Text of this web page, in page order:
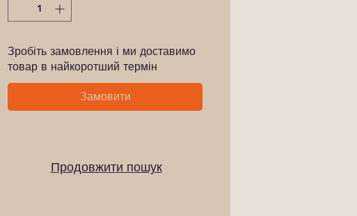
Зробіть замовлення і ми доставимо
товар в найкоротший термін
Замовити
Продовжити пошук